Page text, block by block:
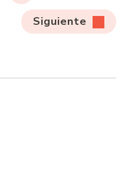
Siguiente